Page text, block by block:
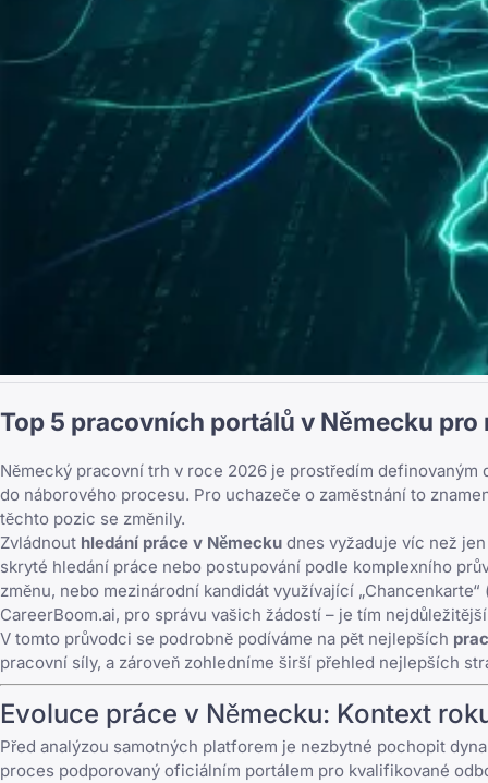
Top 5 pracovních portálů v Německu
Německý pracovní trh v roce 2026 je prostředím
do náborového procesu. Pro uchazeče o zaměstnání to
těchto pozic se změnily.
Zvládnout hledání práce v Německu dnes vyžaduje víc než
skryté hledání práce nebo postupování podle komplexního
změnu, nebo mezinárodní kandidát využívající
CareerBoom.ai, pro správu vašich žádostí – je tím
V tomto průvodci se podrobně podíváme na pět nejlepších
pracovní síly, a zároveň zohledníme širší přehled nejlepších
Evoluce práce v Německu: Kontext
Před analýzou samotných platforem je nezbytné pochopit
proces podporovaný oficiálním portálem pro kvalifikované